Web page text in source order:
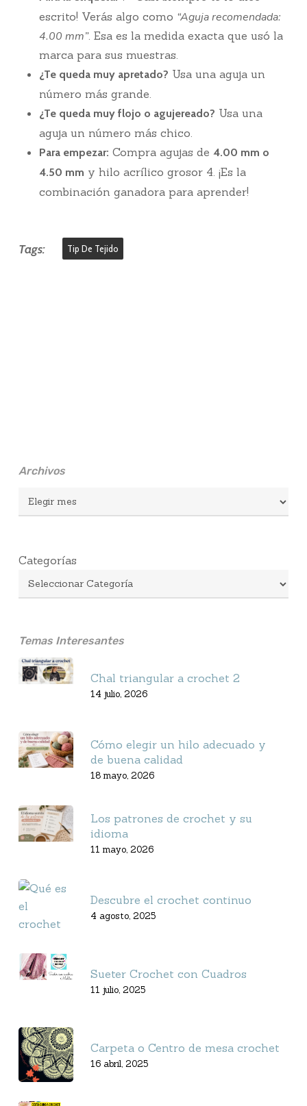
escrito! Verás algo como “Aguja recomendada:
4.00 mm”. Esa es la medida exacta que usó la
marca para sus muestras.
¿Te queda muy apretado? Usa una aguja un
número más grande.
¿Te queda muy flojo o agujereado? Usa una
aguja un número más chico.
Para empezar: Compra agujas de 4.00 mm o
4.50 mm y hilo acrílico grosor 4. ¡Es la
combinación ganadora para aprender!
Tags: Tip De Tejido
Archivos
Archivos
Categorías
Temas Interesantes
Chal triangular a crochet 2
14 julio, 2026
Cómo elegir un hilo adecuado y
de buena calidad
18 mayo, 2026
Los patrones de crochet y su
idioma
11 mayo, 2026
Descubre el crochet continuo
4 agosto, 2025
Sueter Crochet con Cuadros
11 julio, 2025
Carpeta o Centro de mesa crochet
16 abril, 2025